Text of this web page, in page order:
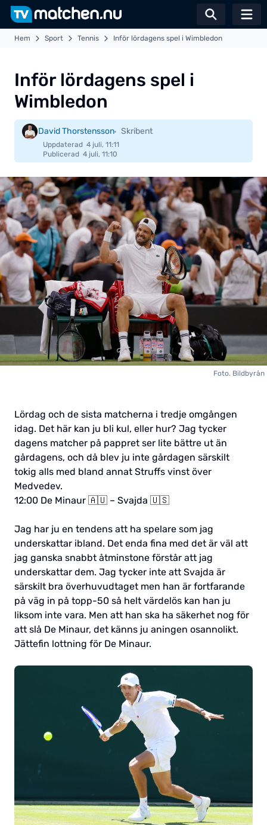
Växla
Hem Sport Tennis Inför lördagens spel i Wimbledon
Inför lördagens spel i
Wimbledon
David Thorstensson Skribent
Uppdaterad 4 juli, 11:11
Publicerad 4 juli, 11:10
Foto. Bildbyrån
Lördag och de sista matcherna i tredje omgången
idag. Det här kan ju bli kul, eller hur? Jag tycker
dagens matcher på pappret ser lite bättre ut än
gårdagens, och då blev ju inte gårdagen särskilt
tokig alls med bland annat Struffs vinst över
Medvedev.
12:00 De Minaur 🇦🇺 – Svajda 🇺🇸
Jag har ju en tendens att ha spelare som jag
underskattar ibland. Det enda fina med det är väl att
jag ganska snabbt åtminstone förstår att jag
underskattar dem. Jag tycker inte att Svajda är
särskilt bra överhuvudtaget men han är fortfarande
på väg in på topp-50 så helt värdelös kan han ju
liksom inte vara. Men att han ska ha säkerhet nog för
att slå De Minaur, det känns ju aningen osannolikt.
Jättefin lottning för De Minaur.